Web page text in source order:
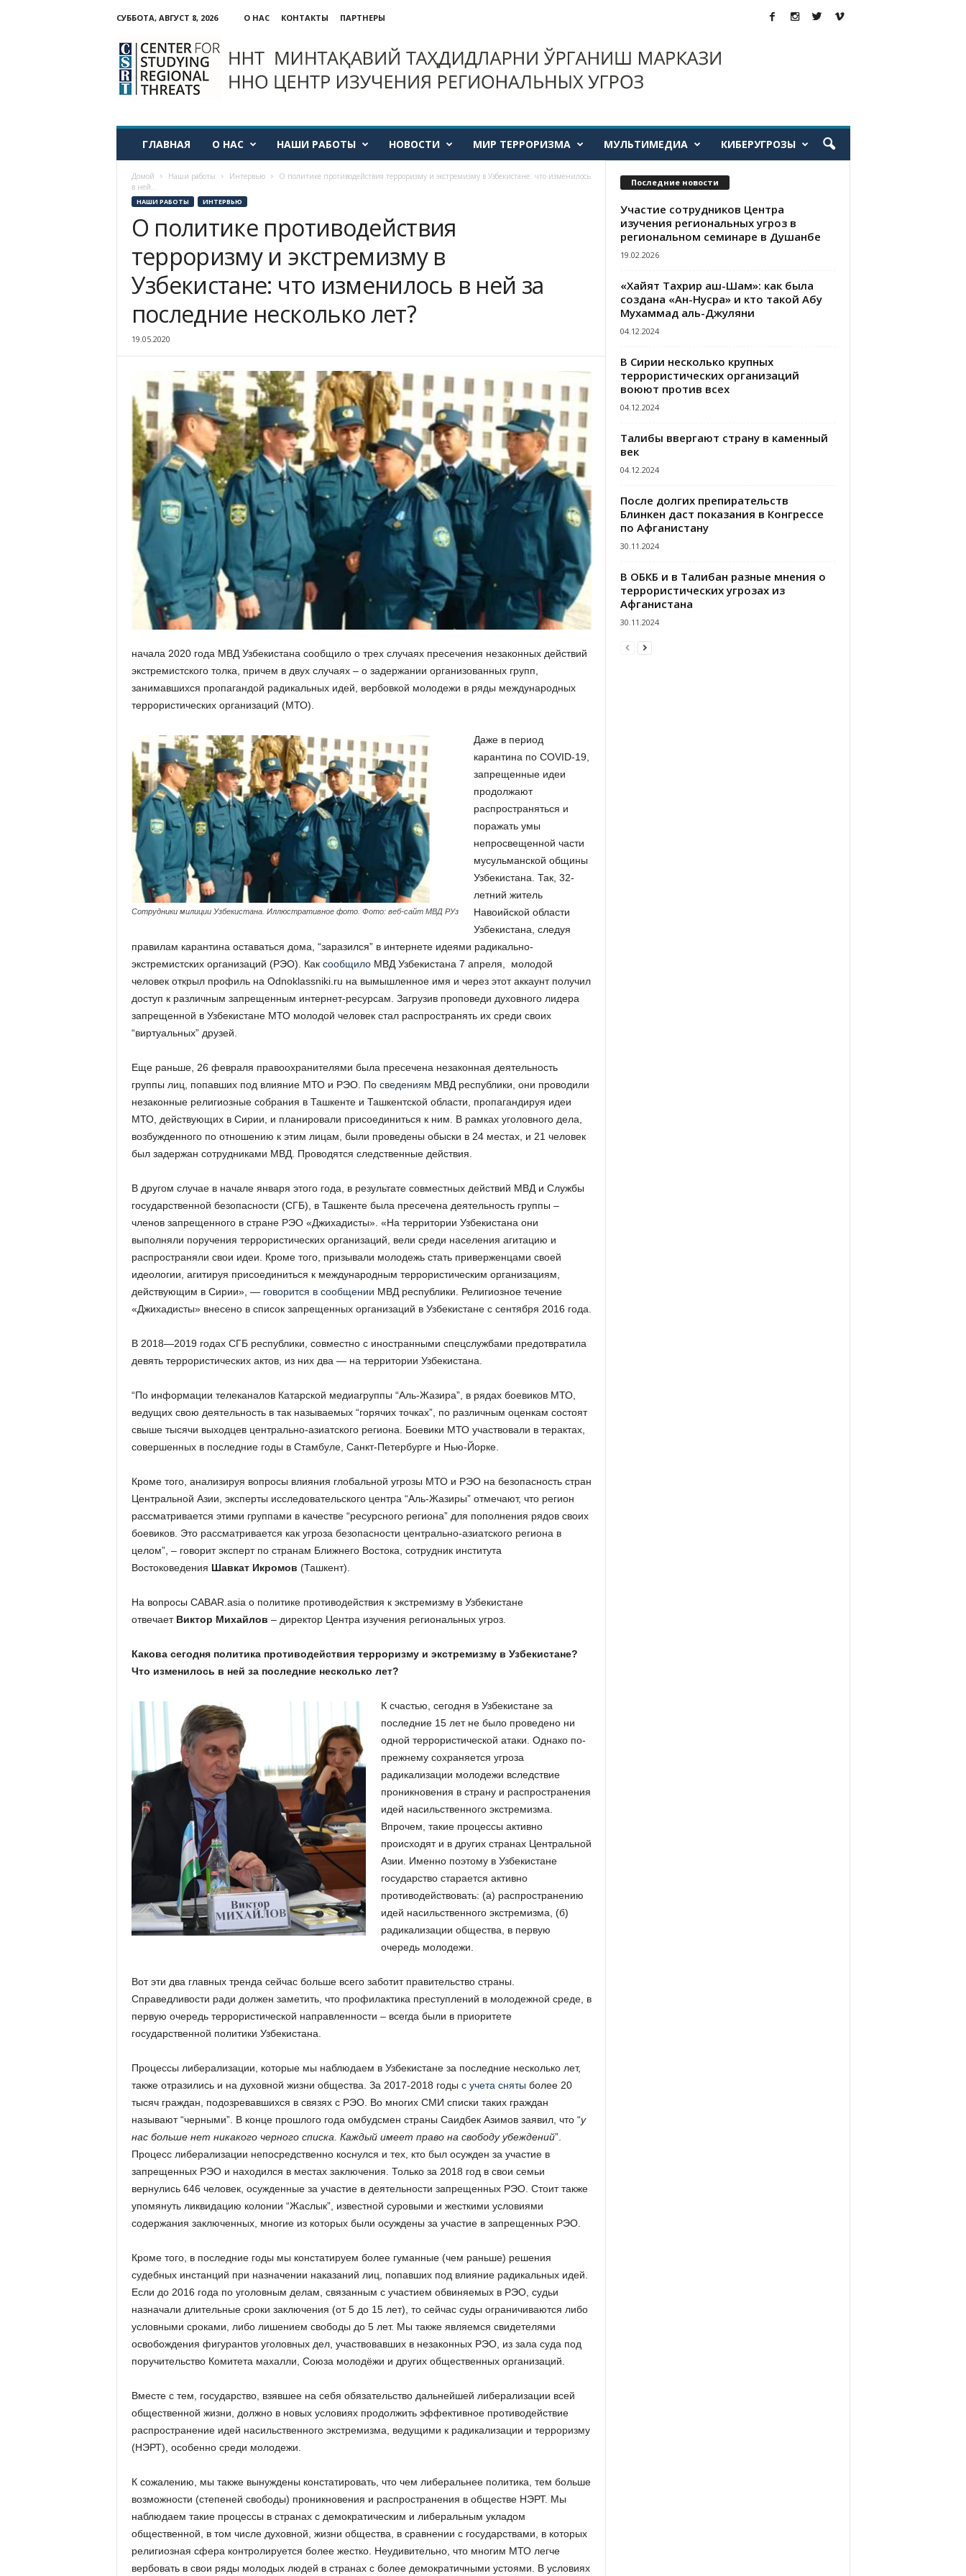
СУББОТА, АВГУСТ 8, 2026 О НАС КОНТАКТЫ
ПАРТНЕРЫ
Центр
изучения
региональных
угроз
ГЛАВНАЯ О НАС НАШИ РАБОТЫ НОВОСТИ МИР ТЕРРОРИЗМА МУЛЬТИМЕДИА КИБЕРУГРОЗЫ
Домой Наши работы Интервью
О политике противодействия терроризму и экстремизму в Узбекистане: что изменилось
в ней...
НАШИ РАБОТЫ ИНТЕРВЬЮ
О политике противодействия
терроризму и экстремизму в
Узбекистане: что изменилось в ней за
последние несколько лет?
19.05.2020
начала 2020 года МВД Узбекистана сообщило о трех случаях пресечения незаконных действий
экстремистского толка, причем в двух случаях – о задержании организованных групп,
занимавшихся пропагандой радикальных идей, вербовкой молодежи в ряды международных
террористических организаций (МТО).
Сотрудники милиции Узбекистана. Иллюстративное фото. Фото: веб-сайт МВД РУз
Даже в период
карантина по COVID-19,
запрещенные идеи
продолжают
распространяться и
поражать умы
непросвещенной части
мусульманской общины
Узбекистана. Так, 32-
летний житель
Навоийской области
Узбекистана, следуя
правилам карантина оставаться дома, “заразился” в интернете идеями радикально-
экстремистских организаций (РЭО). Как сообщилоМВД Узбекистана 7 апреля, молодой
человек открыл профиль на Odnoklassniki.ru на вымышленное имя и через этот аккаунт получил
доступ к различным запрещенным интернет-ресурсам. Загрузив проповеди духовного лидера
запрещенной в Узбекистане МТО молодой человек стал распространять их среди своих
“виртуальных” друзей.
Еще раньше, 26 февраля правоохранителями была пресечена незаконная деятельность
группы лиц, попавших под влияние МТО и РЭО. По сведениям МВД республики, они проводили
незаконные религиозные собрания в Ташкенте и Ташкентской области, пропагандируя идеи
МТО, действующих в Сирии, и планировали присоединиться к ним. В рамках уголовного дела,
возбужденного по отношению к этим лицам, были проведены обыски в 24 местах, и 21 человек
был задержан сотрудниками МВД. Проводятся следственные действия.
В другом случае в начале января этого года, в результате совместных действий МВД и Службы
государственной безопасности (СГБ), в Ташкенте была пресечена деятельность группы –
членов запрещенного в стране РЭО «Джихадисты». «На территории Узбекистана они
выполняли поручения террористических организаций, вели среди населения агитацию и
распространяли свои идеи. Кроме того, призывали молодежь стать приверженцами своей
идеологии, агитируя присоединиться к международным террористическим организациям,
действующим в Сирии», — говорится в сообщении МВД республики. Религиозное течение
«Джихадисты» внесено в список запрещенных организаций в Узбекистане с сентября 2016 года.
В 2018—2019 годах СГБ республики, совместно с иностранными спецслужбами предотвратила
девять террористических актов, из них два — на территории Узбекистана.
“По информации телеканалов Катарской медиагруппы “Аль-Жазира”, в рядах боевиков МТО,
ведущих свою деятельность в так называемых “горячих точках”, по различным оценкам состоят
свыше тысячи выходцев центрально-азиатского региона. Боевики МТО участвовали в терактах,
совершенных в последние годы в Стамбуле, Санкт-Петербурге и Нью-Йорке.
Кроме того, анализируя вопросы влияния глобальной угрозы МТО и РЭО на безопасность стран
Центральной Азии, эксперты исследовательского центра “Аль-Жазиры” отмечают, что регион
рассматривается этими группами в качестве “ресурсного региона” для пополнения рядов своих
боевиков. Это рассматривается как угроза безопасности центрально-азиатского региона в
целом”, – говорит эксперт по странам Ближнего Востока, сотрудник института
Востоковедения Шавкат Икромов (Ташкент).
На вопросы CABAR.asia о политике противодействия к экстремизму в Узбекистане
отвечает Виктор Михайлов – директор Центра изучения региональных угроз.
Какова сегодня политика противодействия терроризму и экстремизму в Узбекистане?
Что изменилось в ней за последние несколько лет?
К счастью, сегодня в Узбекистане за
последние 15 лет не было проведено ни
одной террористической атаки. Однако по-
прежнему сохраняется угроза
радикализации молодежи вследствие
проникновения в страну и распространения
идей насильственного экстремизма.
Впрочем, такие процессы активно
происходят и в других странах Центральной
Азии. Именно поэтому в Узбекистане
государство старается активно
противодействовать: (а) распространению
идей насильственного экстремизма, (б)
радикализации общества, в первую
очередь молодежи.
Вот эти два главных тренда сейчас больше всего заботит правительство страны.
Справедливости ради должен заметить, что профилактика преступлений в молодежной среде, в
первую очередь террористической направленности – всегда были в приоритете
государственной политики Узбекистана.
Процессы либерализации, которые мы наблюдаем в Узбекистане за последние несколько лет,
также отразились и на духовной жизни общества. За 2017-2018 годы с учета сняты более 20
тысяч граждан, подозревавшихся в связях с РЭО. Во многих СМИ списки таких граждан
называют “черными”. В конце прошлого года омбудсмен страны Саидбек Азимов заявил, что “у
нас больше нет никакого черного списка. Каждый имеет право на свободу убеждений”.
Процесс либерализации непосредственно коснулся и тех, кто был осужден за участие в
запрещенных РЭО и находился в местах заключения. Только за 2018 год в свои семьи
вернулись 646 человек, осужденные за участие в деятельности запрещенных РЭО. Стоит также
упомянуть ликвидацию колонии “Жаслык”, известной суровыми и жесткими условиями
содержания заключенных, многие из которых были осуждены за участие в запрещенных РЭО.
Кроме того, в последние годы мы констатируем более гуманные (чем раньше) решения
судебных инстанций при назначении наказаний лиц, попавших под влияние радикальных идей.
Если до 2016 года по уголовным делам, связанным с участием обвиняемых в РЭО, судьи
назначали длительные сроки заключения (от 5 до 15 лет), то сейчас суды ограничиваются либо
условными сроками, либо лишением свободы до 5 лет. Мы также являемся свидетелями
освобождения фигурантов уголовных дел, участвовавших в незаконных РЭО, из зала суда под
поручительство Комитета махалли, Союза молодёжи и других общественных организаций.
Вместе с тем, государство, взявшее на себя обязательство дальнейшей либерализации всей
общественной жизни, должно в новых условиях продолжить эффективное противодействие
распространение идей насильственного экстремизма, ведущими к радикализации и терроризму
(НЭРТ), особенно среди молодежи.
К сожалению, мы также вынуждены констатировать, что чем либеральнее политика, тем больше
возможности (степеней свободы) проникновения и распространения в обществе НЭРТ. Мы
наблюдаем такие процессы в странах с демократическим и либеральным укладом
общественной, в том числе духовной, жизни общества, в сравнении с государствами, в которых
религиозная сфера контролируется более жестко. Неудивительно, что многим МТО легче
вербовать в свои ряды молодых людей в странах с более демократичными устоями. В условиях
Последние новости
Участие сотрудников Центра
изучения региональных угроз в
региональном семинаре в Душанбе
19.02.2026
«Хайят Тахрир аш-Шам»: как была
создана «Ан-Нусра» и кто такой Абу
Мухаммад аль-Джуляни
04.12.2024
В Сирии несколько крупных
террористических организаций
воюют против всех
04.12.2024
Талибы ввергают страну в каменный
век
04.12.2024
После долгих препирательств
Блинкен даст показания в Конгрессе
по Афганистану
30.11.2024
В ОБКБ и в Талибан разные мнения о
террористических угрозах из
Афганистана
30.11.2024